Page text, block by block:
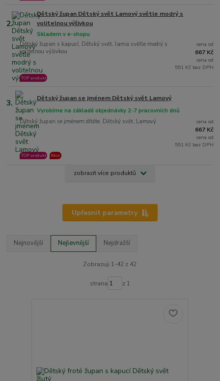
2.
Dětský župan Dětský svět Lamový světle modrý s
volitelnou výšivkou
Dětský župan s kapucí, Dětský svět, lama světle modrý s
volitelnou výšivkou
Skladem v e-shopu
TOP produkt
cena od
667 Kč
cena od
551 Kč bez DPH
3. Dětský župan se jménem Dětský svět Lamový
Dětský župan se jménem dítěte, Dětský svět, Lamový
Vyrobíme na základě objednávky 2-7 pracovních dnů
TOP produkt Akce
cena od
667 Kč
cena od
551 Kč bez DPH
zobrazit více produktů
Upřesnit parametry
Nejnovější Nejlevnější Nejdražší
Zobrazuji 1-42 z 42
strana z 1